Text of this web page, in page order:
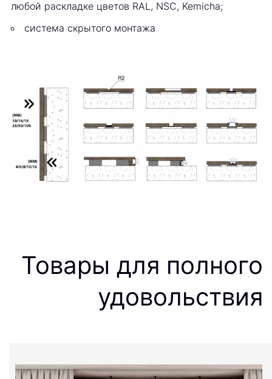
любой раскладке цветов RAL, NSC, Kemicha;
система скрытого монтажа
Товары для полного
удовольствия